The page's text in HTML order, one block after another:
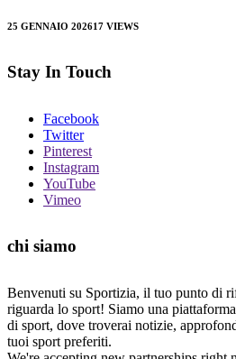
25 GENNAIO 202617 VIEWS
Stay In Touch
Facebook
Twitter
Pinterest
Instagram
YouTube
Vimeo
chi siamo
Benvenuti su Sportizia, il tuo punto di
riguarda lo sport! Siamo una
di sport, dove troverai notizie,
tuoi sport preferiti.